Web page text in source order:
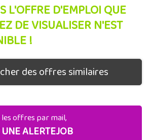
L'OFFRE D'EMPLOI QUE
DE VISUALISER N'EST
!
des offres similaires
les offres par mail,
ALERTEJOB